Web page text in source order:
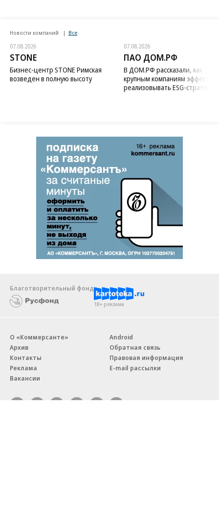
Новости компаний Все
07.08.2026
STONE
Бизнес-центр STONE Римская
возведен в полную высоту
07.08.2026
ПАО ДОМ.РФ
В ДОМ.РФ рассказали, как
крупным компаниям
реализовывать ESG-стратегию
Благотворительный фонд
18+ реклама
О «Коммерсанте»
Архив
Контакты
Реклама
Вакансии
Android
Обратная связь
Правовая информация
E-mail рассылки